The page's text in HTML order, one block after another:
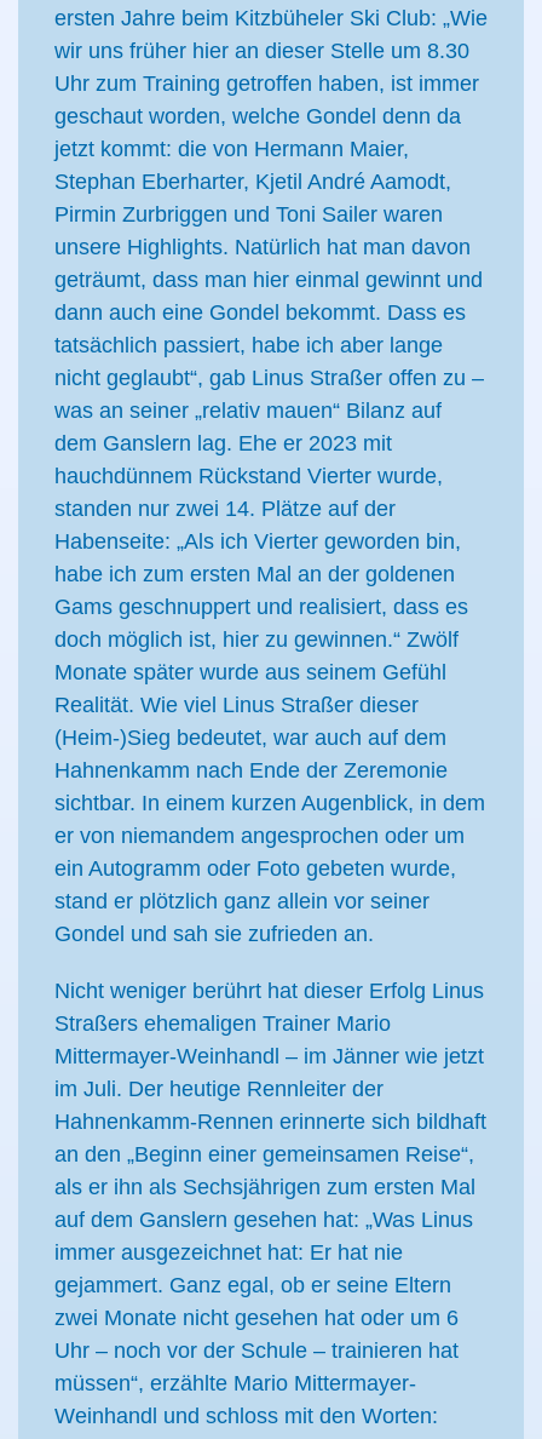
ersten Jahre beim Kitzbüheler Ski Club: „Wie
wir uns früher hier an dieser Stelle um 8.30
Uhr zum Training getroffen haben, ist immer
geschaut worden, welche Gondel denn da
jetzt kommt: die von Hermann Maier,
Stephan Eberharter, Kjetil André Aamodt,
Pirmin Zurbriggen und Toni Sailer waren
unsere Highlights. Natürlich hat man davon
geträumt, dass man hier einmal gewinnt und
dann auch eine Gondel bekommt. Dass es
tatsächlich passiert, habe ich aber lange
nicht geglaubt“, gab Linus Straßer offen zu –
was an seiner „relativ mauen“ Bilanz auf
dem Ganslern lag. Ehe er 2023 mit
hauchdünnem Rückstand Vierter wurde,
standen nur zwei 14. Plätze auf der
Habenseite: „Als ich Vierter geworden bin,
habe ich zum ersten Mal an der goldenen
Gams geschnuppert und realisiert, dass es
doch möglich ist, hier zu gewinnen.“ Zwölf
Monate später wurde aus seinem Gefühl
Realität. Wie viel Linus Straßer dieser
(Heim-)Sieg bedeutet, war auch auf dem
Hahnenkamm nach Ende der Zeremonie
sichtbar. In einem kurzen Augenblick, in dem
er von niemandem angesprochen oder um
ein Autogramm oder Foto gebeten wurde,
stand er plötzlich ganz allein vor seiner
Gondel und sah sie zufrieden an.
Nicht weniger berührt hat dieser Erfolg Linus
Straßers ehemaligen Trainer Mario
Mittermayer-Weinhandl – im Jänner wie jetzt
im Juli. Der heutige Rennleiter der
Hahnenkamm-Rennen erinnerte sich bildhaft
an den „Beginn einer gemeinsamen Reise“,
als er ihn als Sechsjährigen zum ersten Mal
auf dem Ganslern gesehen hat: „Was Linus
immer ausgezeichnet hat: Er hat nie
gejammert. Ganz egal, ob er seine Eltern
zwei Monate nicht gesehen hat oder um 6
Uhr – noch vor der Schule – trainieren hat
müssen“, erzählte Mario Mittermayer-
Weinhandl und schloss mit den Worten: